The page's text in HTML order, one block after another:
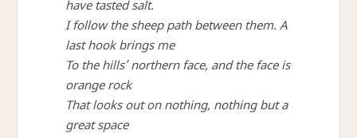
have tasted salt.
I follow the sheep path between them. A
last hook brings me
To the hills’ northern face, and the face is
orange rock
That looks out on nothing, nothing but a
great space